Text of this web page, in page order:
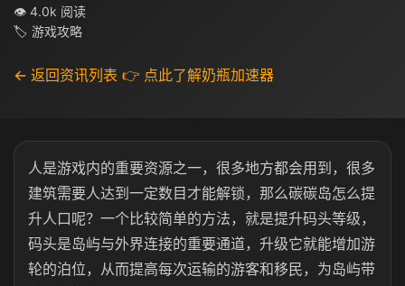
👁 4.0k 阅读
🏷 游戏攻略
← 返回资讯列表 👉 点此了解奶瓶加速器
人是游戏内的重要资源之一，很多地方都会用到，很多
建筑需要人达到一定数目才能解锁，那么碳碳岛怎么提
升人口呢？一个比较简单的方法，就是提升码头等级，
码头是岛屿与外界连接的重要通道，升级它就能增加游
轮的泊位，从而提高每次运输的游客和移民，为岛屿带